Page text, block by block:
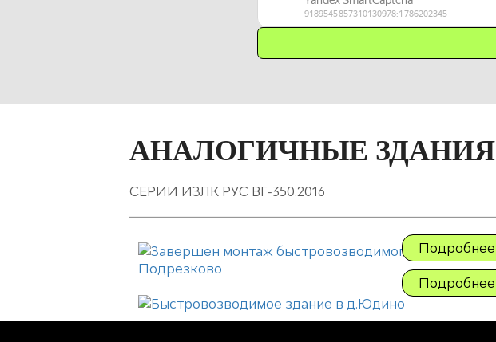
АНАЛОГИЧНЫЕ ЗДАНИЯ
СЕРИИ ИЗЛК РУС ВГ-350.2016
Подробнее
Подробнее